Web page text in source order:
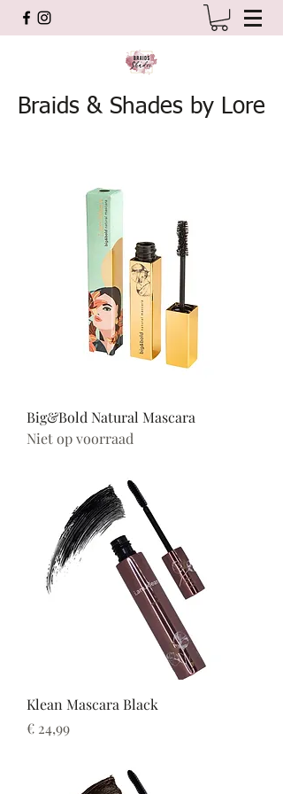
Braids & Shades by Lore
Big&Bold Natural Mascara
Niet op voorraad
Klean Mascara Black
Prijs
€ 24,99